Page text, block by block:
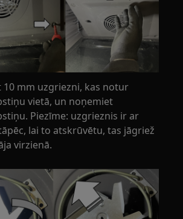
10 mm uzgriezni, kas notur
vietā, un noņemiet
Piezīme: uzgrieznis ir ar
lai to atskrūvētu, tas jāgriež
virzienā.